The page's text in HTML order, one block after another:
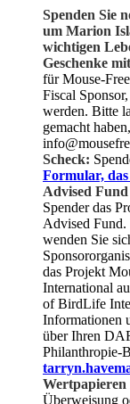
Spenden Sie
um Marion
wichtigen
Geschenke
für Mouse-
Fiscal
werden. Bitte
gemacht
Scheck:
Formular,
Advised Fund
Spender das
Advised Fund.
wenden Sie
das Projekt
International
of BirdLife
Informationen
über Ihren
Philanthropie-
Überweisung